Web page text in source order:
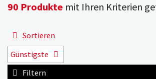
90 Produkte mit Ihren Kriterien
Sortieren
Günstigste
Netto-Preis
Günstigste
Filtern